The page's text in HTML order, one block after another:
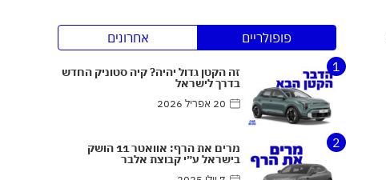
פופולריים
אחרונים
1
זה הקטן גדול יהיה? קיה סטוניק החדש
בדרך לישראל
20 אפריל 2026
2 מרים את הרף: אוואטר 11 הושק
בישראל ע״י קבוצת אלבר